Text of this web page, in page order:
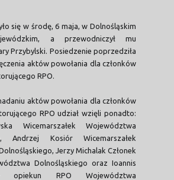
się w środę, 6 maja, w Dolnośląskim
a przewodniczył mu
Przybylski. Posiedzenie poprzedziła
aktów powołania dla członków
RPO.
aktów powołania dla członków
RPO udział wzięli ponadto:
Wicemarszałek Województwa
Andrzej Kosiór Wicemarszałek
Jerzy Michalak Członek
Dolnośląskiego oraz Ioannis
opiekun RPO Województwa